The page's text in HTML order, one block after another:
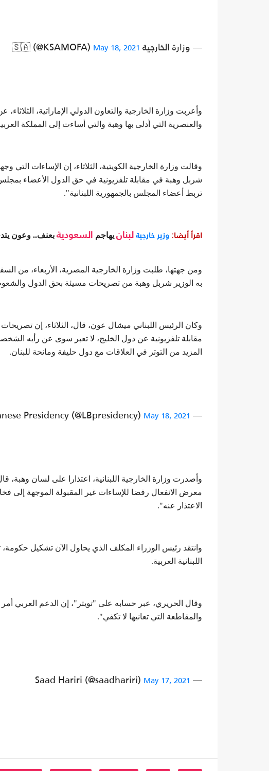
— وزارة الخارجية 🇸🇦 (@KSAMOFA) May 18, 2021
وأعربت وزارة الخارجية والتعاون الدولي الإماراتية،
والعنصرية التي أدلى بها وهبة والتي أساءت إلى المملكة
وقالت وزارة الخارجية الكويتية، الثلاثاء، إن الإساءات التي
شربل وهبة في مقابلة تلفزيونية في حق الدول الأعضاء بمجلس
تربط أعضاء المجلس بالجمهورية اللبنانية".
اقرأ أيضا: وزير خارجية لبنان يهاجم السعودية بعنف.. وعون
ومن جهتها، طلبت وزارة الخارجية المصرية، الأربعاء، من
به الوزير شربل وهبة من تصريحات مسيئة بحق الدول
وكان الرئيس اللبناني ميشال عون، قال، الثلاثاء، إن
مقابلة تلفزيونية عن دول الخليج، لا تعبر سوى عن رأيه
المزيد من التوتر في العلاقات مع دول حليفة ومانحة للبنان.
— Lebanese Presidency (@LBpresidency)
May 18, 2021
وأصدرت وزارة الخارجية اللبنانية، اعتذارا على لسان
معرض الانفعال رفضا للإساءات غير المقبولة الموجهة إلى
الاعتذار عنه".
وانتقد رئيس الوزراء المكلف الذي يحاول الآن تشكيل
اللبنانية العربية.
وقال الحريري، عبر حسابه على "تويتر"، إن الدعم العربي أمر
والمقاطعة التي تعانيها لا تكفي".
— Saad Hariri (@saadhariri)
May 17, 2021